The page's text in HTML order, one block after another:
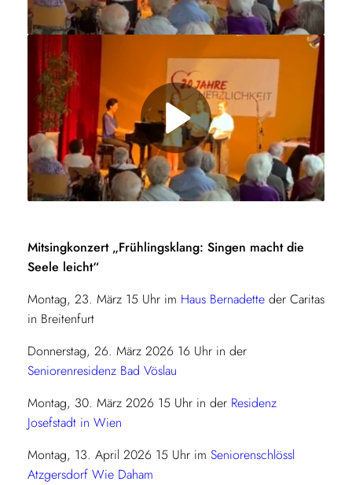
a
y
V
i
d
o
P
l
a
y
d
Mitsingkonzert „Frühlingsklang: Singen macht die
Seele leicht“
Montag, 23. März 15 Uhr im Haus Bernadetteder Caritas
in Breitenfurt
Donnerstag, 26. März 2026 16 Uhr in der
Seniorenresidenz Bad Vöslau
Montag, 30. März 2026 15 Uhr in der Residenz
Josefstadt in Wien
Montag, 13. April 2026 15 Uhr im Seniorenschlössl
Atzgersdorf Wie Daham